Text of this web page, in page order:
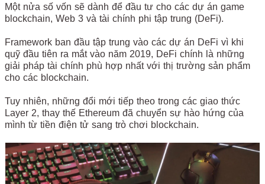
Một nửa số vốn sẽ dành để đầu tư cho các dự án game
blockchain, Web 3 và tài chính phi tập trung (DeFi).
Framework ban đầu tập trung vào các dự án DeFi vì khi
quỹ đầu tiên ra mắt vào năm 2019, DeFi chính là những
giải pháp tài chính phù hợp nhất với thị trường sản phẩm
cho các blockchain.
Tuy nhiên, những đổi mới tiếp theo trong các giao thức
Layer 2, thay thế Ethereum đã chuyển sự hào hứng của
mình từ tiền điện tử sang trò chơi blockchain.